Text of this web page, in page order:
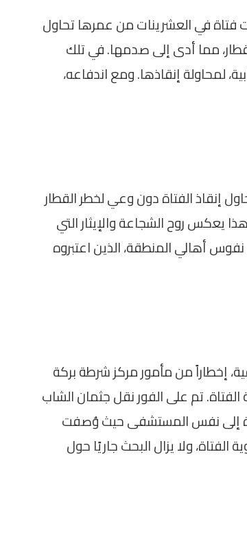
فتاة في العشرينات من عمرها تحاول
مما أدى إلى صدمها. في تلك
لمحاولة إنقاذها. ومع اندفاعه،
إنقاذ الفتاة دون وعي لخطر القطار
يعكس روح الشجاعة والإيثار التي
أهالي المنطقة، الذين اعتبروه
إخطاراً من مأمور مركز شرطة بركة
تم على الفور نقل جثمان الشاب
إلى نفس المستشفى حيث وُصفت
ولا يزال البحث جاريًا حول